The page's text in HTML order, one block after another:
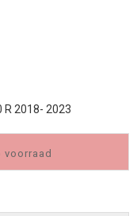
R 2018- 2023
voorraad